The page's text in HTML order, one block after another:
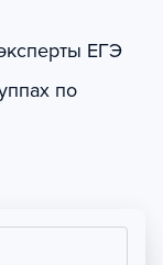
ЕГЭ
по